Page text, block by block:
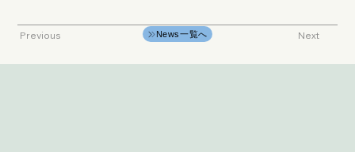
Previous News一覧へ Next